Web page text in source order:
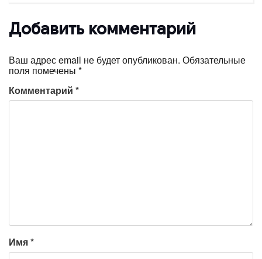
Добавить комментарий
Ваш адрес email не будет опубликован. Обязательные
поля помечены *
Комментарий *
Имя*